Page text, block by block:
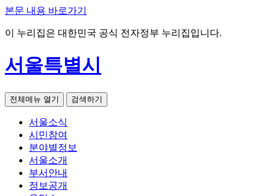
본문 내용 바로가기
이 누리집은 대한민국 공식 전자정부 누리집입니다.
서울특별시
전체메뉴 열기 검색하기
서울소식
시민참여
분야별정보
서울소개
부서안내
정보공개